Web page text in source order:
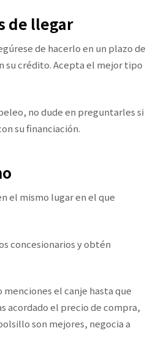
de llegar
de hacerlo en un plazo de
su crédito. Acepta el mejor tipo
no dude en preguntarles si
su financiación.
el mismo lugar en el que
concesionarios y obtén
el canje hasta que
acordado el precio de compra,
son mejores, negocia a